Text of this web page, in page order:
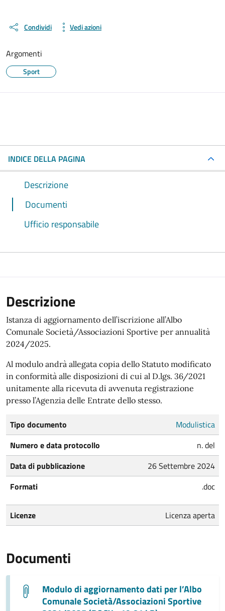
Condividi Vedi azioni
Argomenti
Sport
INDICE DELLA PAGINA
Descrizione
Documenti
Ufficio responsabile
Descrizione
Istanza di aggiornamento dell’iscrizione all’Albo
Comunale Società/Associazioni Sportive per annualità
2024/2025.
Al modulo andrà allegata copia dello Statuto modificato
in conformità alle disposizioni di cui al D.lgs. 36/2021
unitamente alla ricevuta di avvenuta registrazione
presso l’Agenzia delle Entrate dello stesso.
Tipo documento
Modulistica
Numero e data protocollo
n. del
Data di pubblicazione
26 Settembre 2024
Formati
.doc
Licenze Licenza aperta
Documenti
Modulo di aggiornamento dati per l’Albo
Comunale Società/Associazioni Sportive